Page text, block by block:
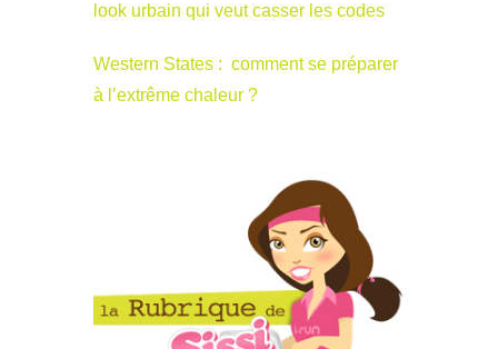
look urbain qui veut casser les codes
Western States : comment se préparer
à l’extrême chaleur ?